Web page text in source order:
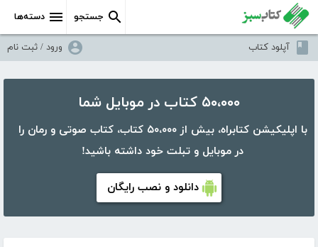
دسته‌ها جستجو
آپلود کتاب ورود / ثبت نام
۵۰،۰۰۰ کتاب در موبایل شما
با اپلیکیشن کتابراه، بیش از ۵۰،۰۰۰ کتاب، کتاب صوتی و رمان را
در موبایل و تبلت خود داشته باشید!
دانلود و نصب رایگان